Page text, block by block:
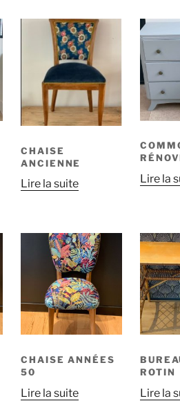
CHAISE
ANCIENNE
Lire la suite Lire la
CHAISE ANNÉES
50
Lire la suite
ROTIN
Lire la